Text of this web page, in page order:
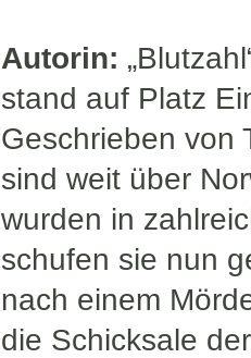
Autorin:
stand auf Platz
Geschrieben von
sind weit über
wurden in
schufen sie nun
nach einem
die Schicksale